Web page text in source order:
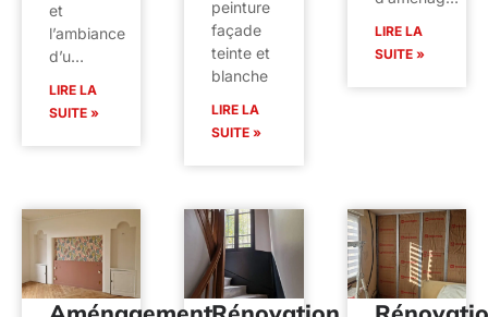
et
l’ambiance
d’u…
LIRE LA
SUITE »
peinture
façade
teinte et
blanche
LIRE LA
SUITE »
LIRE LA
SUITE »